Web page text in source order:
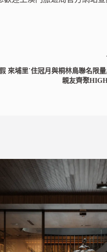
來埔里˙住冠月與桐林鳥聯名限
親友齊聚